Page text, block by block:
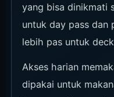
yang bisa dinikmati
untuk day pass dan
lebih pas untuk
Akses harian
dipakai untuk